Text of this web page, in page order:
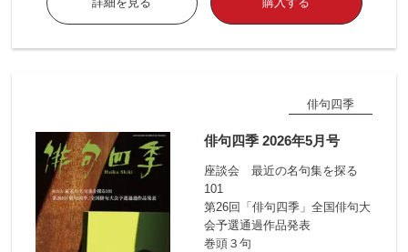
俳句四季
俳句四季 2026年5月号
座談会 最近の名句集を探る
101
第26回「俳句四季」全国俳句大
会予選通過作品発表
巻頭３句